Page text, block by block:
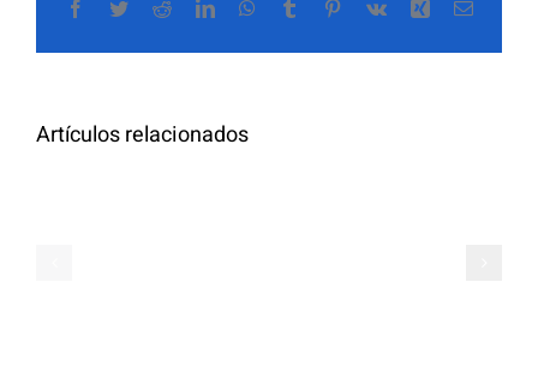
Facebook
TwitterRedditLinkedInWhatsApp
TumblrPinterest
Vk Xing Correo
Artículos relacionados